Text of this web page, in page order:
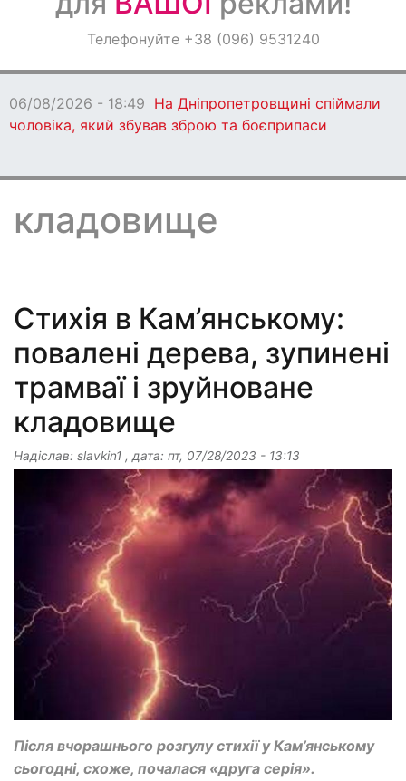
ОголошенняТелефонуйте +38 (096) 9531240
06/08/2026 - 18:49 На Дніпропетровщині спіймали
чоловіка, який збував зброю та боєприпаси
кладовище
Стихія в Кам’янському:
повалені дерева, зупинені
трамваї і зруйноване
кладовище
Надіслав: slavkin1 , дата: пт, 07/28/2023 - 13:13
Після вчорашнього розгулу стихії у Кам’янському
сьогодні, схоже, почалася «друга серія».